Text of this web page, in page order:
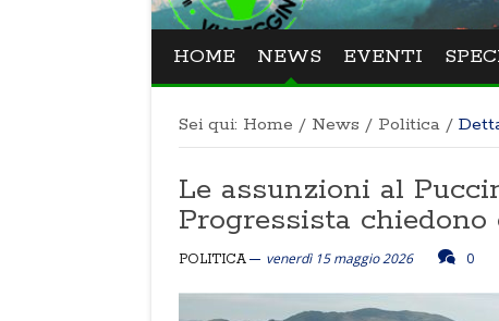
HOME NEWS EVENTI
Sei qui: Home / News / Politica /
Le assunzioni al
Progressista chiedono
POLITICA venerdì 15 maggio 2026 0